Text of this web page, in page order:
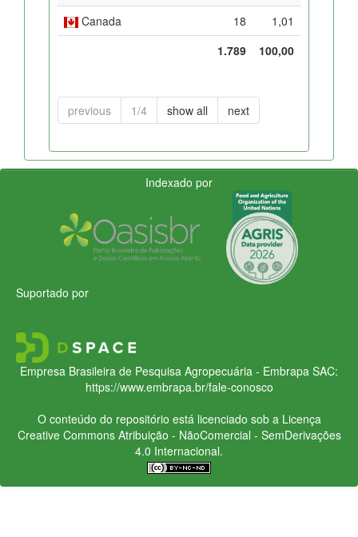
Canada
18
1,01
1.789
100,00
previous 1/4 show all next
Indexado por
Suportado por
Empresa Brasileira de Pesquisa Agropecuária - Embrapa SAC:
https://www.embrapa.br/fale-conosco
O conteúdo do repositório está licenciado sob a Licença
Creative CommonsAtribuição - NãoComercial - SemDerivações
4.0 Internacional.